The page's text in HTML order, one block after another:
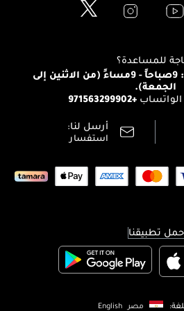
للمساعدة؟
مواعيد خدمة العملاء: 9صباحاً - 9مساءً (من الاثنين إلى
الجمعة).
الواتساب+971563299902
أرسل لنا:
استفسار
حمل تطبيقنا
مصر English